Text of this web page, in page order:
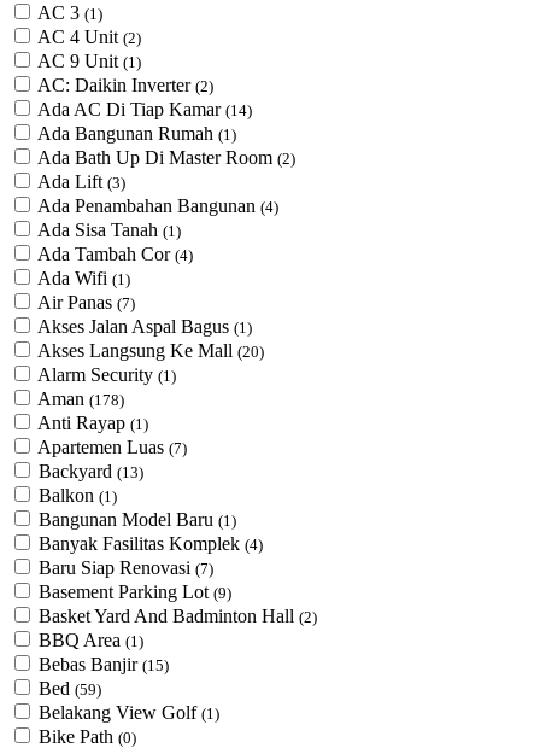
AC 3 (1)
AC 4 Unit (2)
AC 9 Unit (1)
AC: Daikin Inverter (2)
Ada AC Di Tiap Kamar (14)
Ada Bangunan Rumah (1)
Ada Bath Up Di Master Room (2)
Ada Lift (3)
Ada Penambahan Bangunan (4)
Ada Sisa Tanah (1)
Ada Tambah Cor (4)
Ada Wifi (1)
Air Panas (7)
Akses Jalan Aspal Bagus (1)
Akses Langsung Ke Mall (20)
Alarm Security (1)
Aman (178)
Anti Rayap (1)
Apartemen Luas (7)
Backyard (13)
Balkon (1)
Bangunan Model Baru (1)
Banyak Fasilitas Komplek (4)
Baru Siap Renovasi (7)
Basement Parking Lot (9)
Basket Yard And Badminton Hall (2)
BBQ Area (1)
Bebas Banjir (15)
Bed (59)
Belakang View Golf (1)
Bike Path (0)